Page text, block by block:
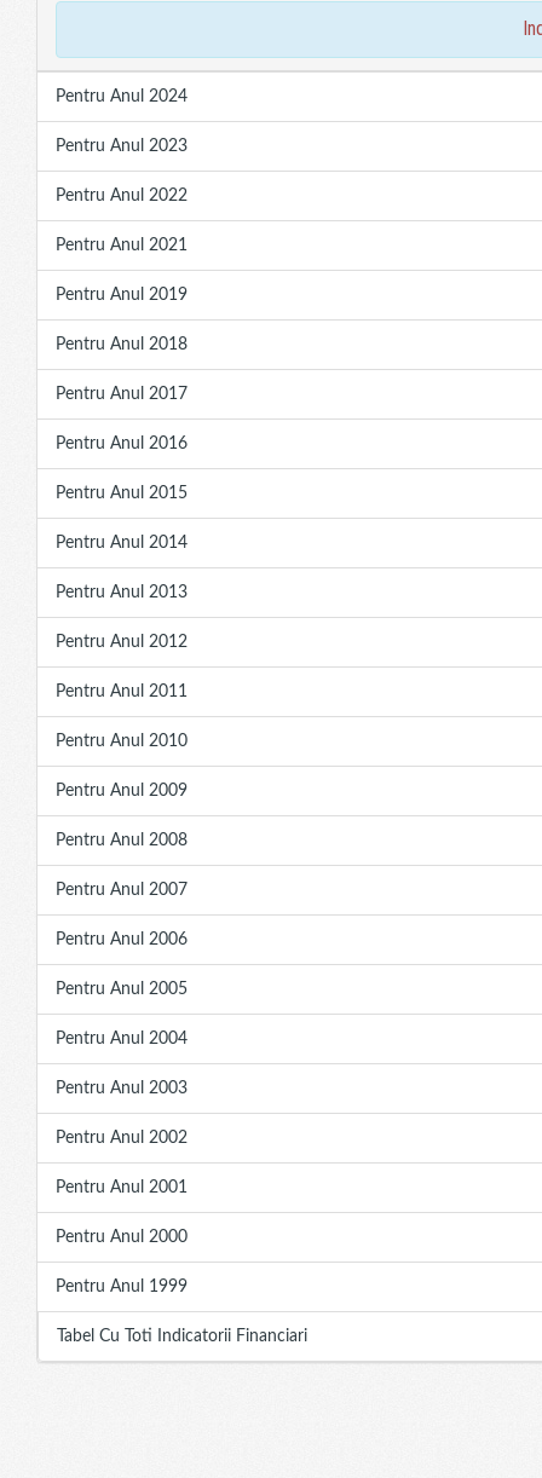
Pentru Anul 2024
Pentru Anul 2023
Pentru Anul 2022
Pentru Anul 2021
Pentru Anul 2019
Pentru Anul 2018
Pentru Anul 2017
Pentru Anul 2016
Pentru Anul 2015
Pentru Anul 2014
Pentru Anul 2013
Pentru Anul 2012
Pentru Anul 2011
Pentru Anul 2010
Pentru Anul 2009
Pentru Anul 2008
Pentru Anul 2007
Pentru Anul 2006
Pentru Anul 2005
Pentru Anul 2004
Pentru Anul 2003
Pentru Anul 2002
Pentru Anul 2001
Pentru Anul 2000
Pentru Anul 1999
Tabel Cu Toti Indicatorii Financiari